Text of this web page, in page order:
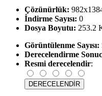
Çözünürlük:
İndirme Sayısı: 0
Dosya Boyutu: 253.2
Görüntülenme Sayısı:
Derecelendirme
Resmi derecelendir: